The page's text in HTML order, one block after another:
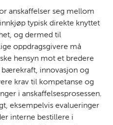
anskaffelser seg mellom
typisk direkte knyttet
og dermed til
oppdragsgivere må
hensyn mot et bredere
innovasjon og
krav til kompetanse og
i anskaffelsesprosessen.
eksempelvis evalueringer
interne bestillere i